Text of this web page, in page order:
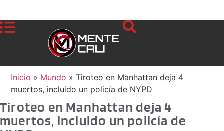
Inicio » Mundo »Tiroteo en Manhattan deja 4
muertos, incluido un policía de NYPD
Tiroteo en Manhattan deja 4
muertos, incluido un policía de